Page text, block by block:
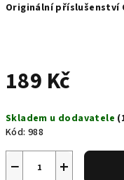
Originální příslušenství
189 Kč
cena:
Skladem u dodavatele
Kód: 988
+
−